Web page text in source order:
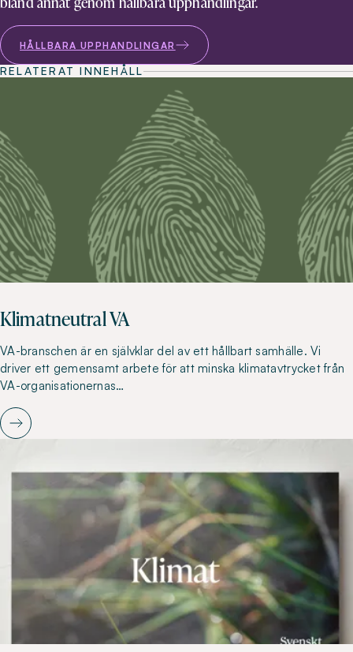
HÅLLBARA UPPHANDLINGAR
RELATERAT INNEHÅLL
Klimatneutral VA
VA-branschen är en självklar del av ett hållbart samhälle. Vi
driver ett gemensamt arbete för att minska klimatavtrycket från
VA-organisationernas…